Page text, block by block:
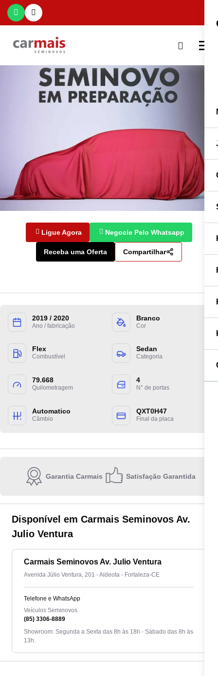
2019 / 2020
Ano / fabricação
Branco
Cor
Flex
Combustível
Sedan
Categoria
79.668
Quilometragem
4
N° de portas
Automatico
Câmbio
QXT0H47
Final da placa
Garantia Carmais Satisfação Garantida
Disponível em Carmais Seminovos Av.
Julio Ventura
Carmais Seminovos Av. Julio Ventura
Avenida Júlio Ventura, 201 - Aldeota - Fortaleza-CE
Telefone e WhatsApp
Veículos Seminovos
(85) 3306-8889
Showroom: Segunda a Sexta das 8h às 18h - Sábado das 8h às
13h.
Ligue Agora Negocie Pelo Whatsapp
Receba uma Oferta Compartilhar
Preencha suas informações para entrarmos
em contato.
Escolha a unidade:
Quero receber contato por:
Ao informar meus dados, eu concordo com a
Enviar